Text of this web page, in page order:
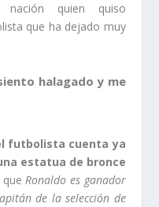
quien quiso
que ha dejado muy
halagado y me
futbolista cuenta ya
estatua de bronce
queRonaldo es ganador
de la selección de